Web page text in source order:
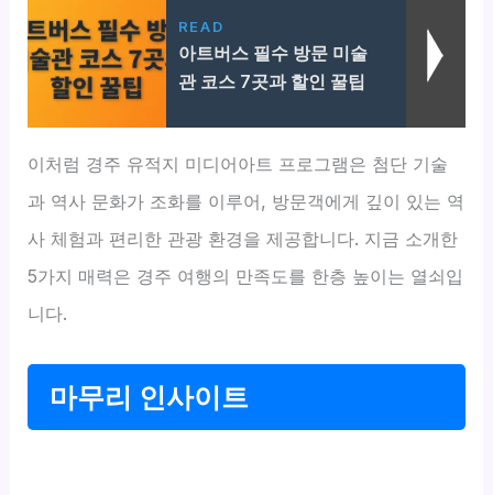
READ
아트버스 필수 방문 미술
관 코스 7곳과 할인 꿀팁
이처럼 경주 유적지 미디어아트 프로그램은 첨단 기술
과 역사 문화가 조화를 이루어, 방문객에게 깊이 있는 역
사 체험과 편리한 관광 환경을 제공합니다. 지금 소개한
5가지 매력은 경주 여행의 만족도를 한층 높이는 열쇠입
니다.
마무리 인사이트